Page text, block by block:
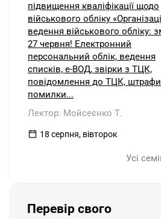
підвищення кваліфікації щодо
військового обліку
ведення військового обліку:
27 червня! Електронний
персональний облік, ведення
списків, е-ВОД, звірки з ТЦК,
повідомлення до ТЦК,
помилки...
Лектор: Мойсеєнко Т.
18 серпня, вівторок
Усі
Перевір свого